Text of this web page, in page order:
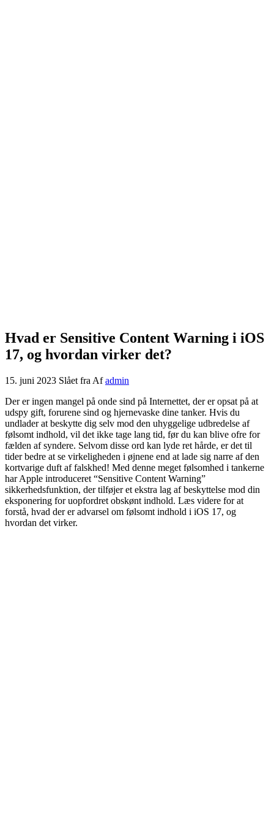
Hvad er Sensitive Content Warning i iOS
17, og hvordan virker det?
15. juni 2023 Slået fra Af admin
Der er ingen mangel på onde sind på Internettet, der er opsat på at
udspy gift, forurene sind og hjernevaske dine tanker. Hvis du
undlader at beskytte dig selv mod den uhyggelige udbredelse af
følsomt indhold, vil det ikke tage lang tid, før du kan blive ofre for
fælden af ​​syndere. Selvom disse ord kan lyde ret hårde, er det til
tider bedre at se virkeligheden i øjnene end at lade sig narre af den
kortvarige duft af falskhed! Med denne meget følsomhed i tankerne
har Apple introduceret “Sensitive Content Warning”
sikkerhedsfunktion, der tilføjer et ekstra lag af beskyttelse mod din
eksponering for uopfordret obskønt indhold. Læs videre for at
forstå, hvad der er advarsel om følsomt indhold i iOS 17, og
hvordan det virker.